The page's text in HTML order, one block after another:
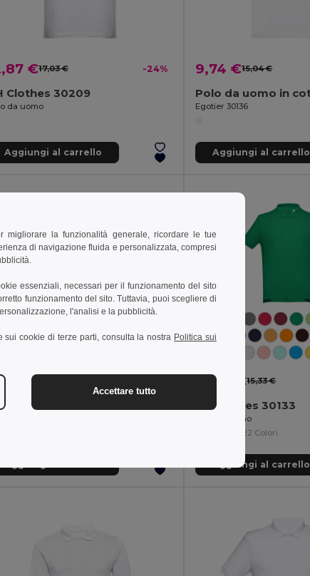
€17,03 € -24%
Clothes 30209
da uomo
Aggiungi al carrello
9,74 €15,04 €
Egotier 30136
Aggiungi al carrello
€
Clothes 30291
10,37 €15,33 €
TH Clothes 30133
Polo da uomo
+22 Colori
Aggiungi al carrello
la funzionalità generale, ricordare le tue
di navigazione fluida e personalizzata, compresi
essenziali, necessari per il funzionamento del sito
funzionamento del sito. Tuttavia, puoi scegliere di
l'analisi e la pubblicità.
cookie di terze parti, consulta la nostra Politica sui
Accettare tutto